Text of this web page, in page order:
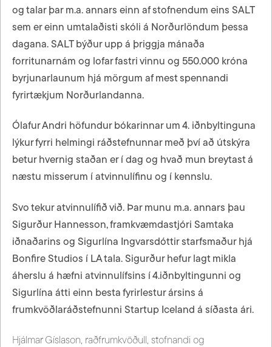
og talar þar m.a. annars einn af stofnendum eins SALT
sem er einn umtalaðisti skóli á Norðurlöndum þessa
dagana. SALT býður upp á þriggja mánaða
forritunarnám og lofar fastri vinnu og 550.000 króna
byrjunarlaunum hjá mörgum af mest spennandi
fyrirtækjum Norðurlandanna.
Ólafur Andri höfundur bókarinnar um 4. iðnbyltinguna
lýkur fyrri helmingi ráðstefnunnar með því að útskýra
betur hvernig staðan er í dag og hvað mun breytast á
næstu misserum í atvinnulífinu og í kennslu.
Svo tekur atvinnulífið við. Þar munu m.a. annars þau
Sigurður Hannesson, framkvæmdastjóri Samtaka
iðnaðarins og Sigurlína Ingvarsdóttirstarfsmaður hjá
Bonfire Studios í LA tala. Sigurður hefur lagt mikla
áherslu á hæfni atvinnulífsins í 4.iðnbyltingunni og
Sigurlína átti einn besta fyrirlestur ársins á
frumkvöðlaráðstefnunni Startup Iceland á síðasta ári.
Hjálmar Gíslason, raðfrumkvöðull, stofnandi og